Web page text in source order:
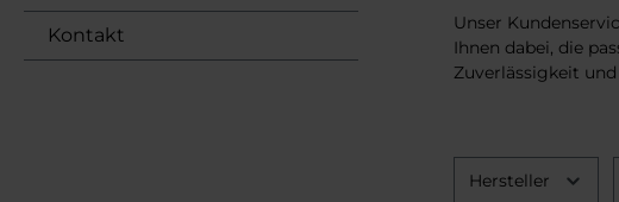
Kontakt
Unser
Ihnen dabei, die
Zuverlässigkeit
Hersteller